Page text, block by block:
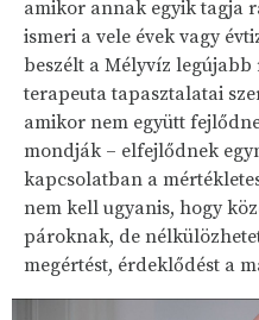
amikor annak egyik tagja
ismeri a vele évek vagy
beszélt a Mélyvíz legújabb
terapeuta tapasztalatai
amikor nem együtt
mondják – elfejlődnek
kapcsolatban a
nem kell ugyanis, hogy
pároknak, de
megértést, érdeklődést a